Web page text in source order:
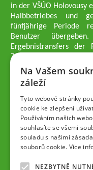
in der VŠÚO Holovousy
Halbbetriebes und
fünfjährige Periode
Benutzer
Ergebnistransfers
Züchtungsmethodik
professionelle
Geschäftsführer der
Dipl.-Ing. Tomáš Zmeškal
Dipl.-Ing. Jaroslav Vácha
Gesellschafter
Dipl.-Ing. Jan Blažek, CS
Dipl.-Ing. Josef Kosina,
Dipl.-Ing. Václav Ludvík
Na Vašem
záleží
Tyto webové stránky
cookie ke zlepšení
Používáním našich
souhlasíte se všemi
souladu s našimi
souborů cookie. Více
NEZBYTNĚ